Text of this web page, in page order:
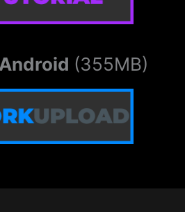
(355MB)